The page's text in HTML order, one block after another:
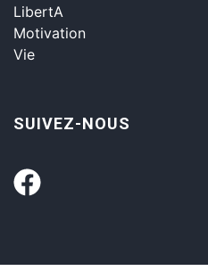
LibertA
Motivation
Vie
SUIVEZ-NOUS